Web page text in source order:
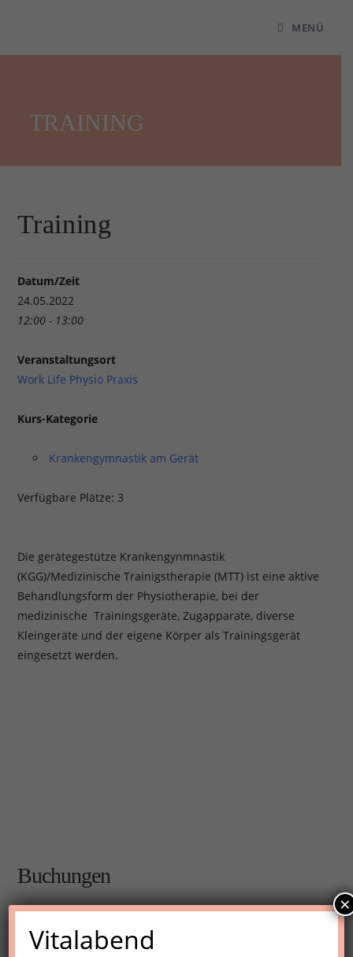
MENÜ
TRAINING
Training
Datum/Zeit
24.05.2022
12:00 - 13:00
Veranstaltungsort
Work Life Physio Praxis
Kurs-Kategorie
Krankengymnastik am Gerät
Verfügbare Plätze: 3
Die gerätegestütze Krankengynmnastik
(KGG)/Medizinische Trainigstherapie (MTT) ist eine aktive
Behandlungsform der Physiotherapie, bei der
medizinische Trainingsgeräte, Zugapparate, diverse
Kleingeräte und der eigene Körper als Trainingsgerät
eingesetzt werden.
Buchungen
Buchungen sind für diese Veranstaltung nicht mehr
möglich.
Vitalabend
×